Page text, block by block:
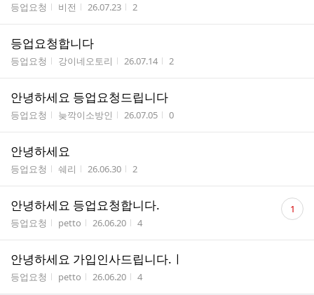
게시판명
등업요청 작성자
비전 작성시간
26.07.23 조회수
2
등업요청합니다
게시판명
등업요청 작성자
강이네오토리 작성시간
26.07.14 조회수
2
안녕하세요 등업요청드립니다
게시판명
등업요청 작성자
늦깍이소방인 작성시간
26.07.05 조회수
0
안녕하세요
게시판명
등업요청 작성자
쉐리 작성시간
26.06.30 조회수
2
안녕하세요 등업요청합니다.
게시판명
등업요청 작성자
petto 작성시간
26.06.20 조회수
4
댓
글 1
안녕하세요 가입인사드립니다.ㅣ
게시판명
등업요청 작성자
petto 작성시간
26.06.20 조회수
4